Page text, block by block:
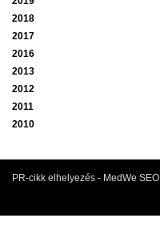
2018
2017
2016
2013
2012
2011
2010
PR-cikk elhelyezés - MedWe SEO